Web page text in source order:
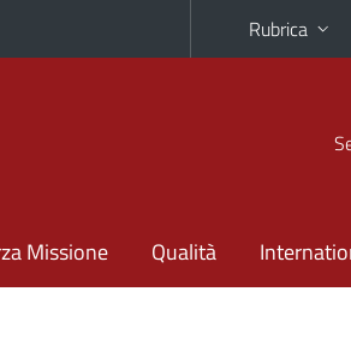
Rubrica
Missione Qualità